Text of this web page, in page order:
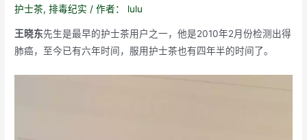
护士茶,排毒纪实 / 作者： lulu
王晓东先生是最早的护士茶用户之一，他是2010年2月份检测出得
肺癌，至今已有六年时间，服用护士茶也有四年半的时间了。